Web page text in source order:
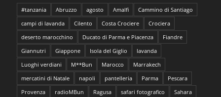
#tanzania Abruzzo agosto Amalfi
Cammino di Santiago
campi di lavanda
Cilento Costa Crociere
Crociera
deserto marocchino
Ducato di Parma e Piacenza
Fiandre
Giannutri
Giappone Isola del Giglio
lavanda
Luoghi verdiani
M**Bun Marocco
Marrakech
mercatini di Natale
napoli pantelleria Parma
Pescara
Provenza
radioMBun Ragusa safari fotografico
Sahara